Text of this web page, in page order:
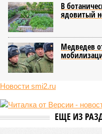
В
ядовитый
Медведев
Новости smi2.ru
ЕЩЕ ИЗ